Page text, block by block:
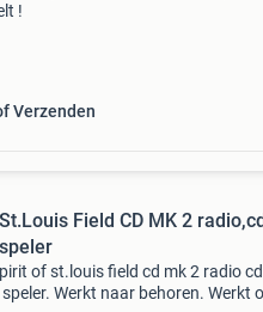
!
Verzenden
Field CD MK 2
of st.louis field cd mk 2 radio
Werkt naar behoren. Werkt